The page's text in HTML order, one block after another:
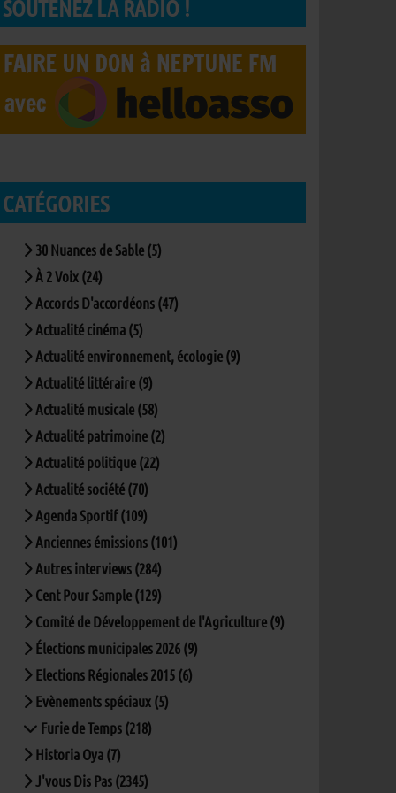
SOUTENEZ LA RADIO !
CATÉGORIES
30 Nuances de Sable (5)
À 2 Voix (24)
Accords D'accordéons (47)
Actualité cinéma (5)
Actualité environnement, écologie (9)
Actualité littéraire (9)
Actualité musicale (58)
Actualité patrimoine (2)
Actualité politique (22)
Actualité société (70)
Agenda Sportif (109)
Anciennes émissions (101)
Autres interviews (284)
Cent Pour Sample (129)
Comité de Développement de l'Agriculture (9)
Élections municipales 2026 (9)
Elections Régionales 2015 (6)
Evènements spéciaux (5)
Furie de Temps (218)
Historia Oya (7)
J'vous Dis Pas (2345)